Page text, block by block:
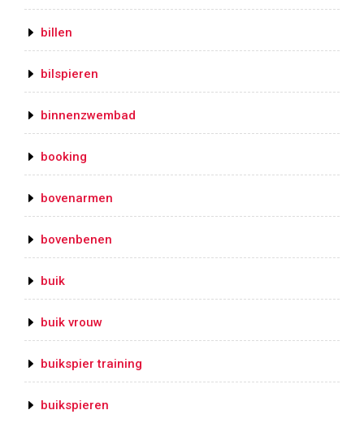
billen
bilspieren
binnenzwembad
booking
bovenarmen
bovenbenen
buik
buik vrouw
buikspier training
buikspieren